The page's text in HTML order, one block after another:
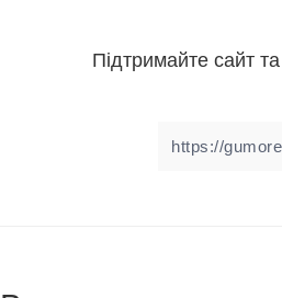
Підтримайте сайт та